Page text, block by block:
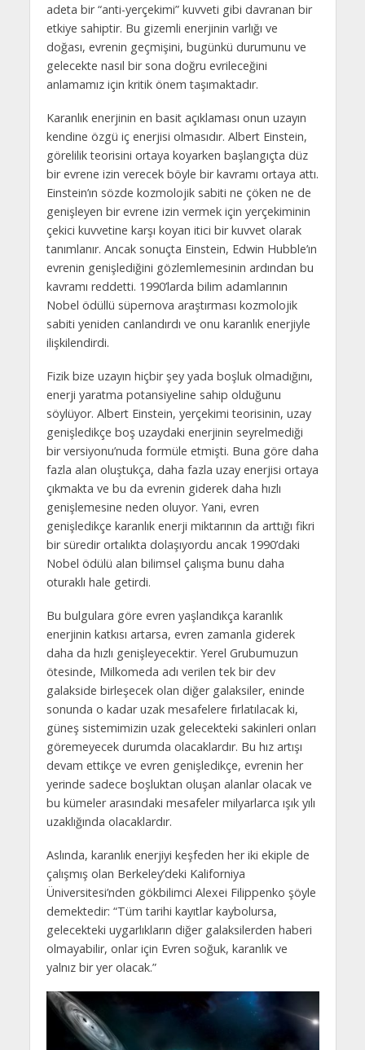
adeta bir “anti-yerçekimi” kuvveti gibi davranan bir
etkiye sahiptir. Bu gizemli enerjinin varlığı ve
doğası, evrenin geçmişini, bugünkü durumunu ve
gelecekte nasıl bir sona doğru evrileceğini
anlamamız için kritik önem taşımaktadır.
Karanlık enerjinin en basit açıklaması onun uzayın
kendine özgü iç enerjisi olmasıdır. Albert Einstein,
görelilik teorisini ortaya koyarken başlangıçta düz
bir evrene izin verecek böyle bir kavramı ortaya attı.
Einstein’ın sözde kozmolojik sabiti ne çöken ne de
genişleyen bir evrene izin vermek için yerçekiminin
çekici kuvvetine karşı koyan itici bir kuvvet olarak
tanımlanır. Ancak sonuçta Einstein, Edwin Hubble’ın
evrenin genişlediğini gözlemlemesinin ardından bu
kavramı reddetti. 1990’larda bilim adamlarının
Nobel ödüllü süpernova araştırması kozmolojik
sabiti yeniden canlandırdı ve onu karanlık enerjiyle
ilişkilendirdi.
Fizik bize uzayın hiçbir şey yada boşluk olmadığını,
enerji yaratma potansiyeline sahip olduğunu
söylüyor. Albert Einstein, yerçekimi teorisinin, uzay
genişledikçe boş uzaydaki enerjinin seyrelmediği
bir versiyonu’nuda formüle etmişti. Buna göre daha
fazla alan oluştukça, daha fazla uzay enerjisi ortaya
çıkmakta ve bu da evrenin giderek daha hızlı
genişlemesine neden oluyor. Yani, evren
genişledikçe karanlık enerji miktarının da arttığı fikri
bir süredir ortalıkta dolaşıyordu ancak 1990’daki
Nobel ödülü alan bilimsel çalışma bunu daha
oturaklı hale getirdi.
Bu bulgulara göre evren yaşlandıkça karanlık
enerjinin katkısı artarsa, evren zamanla giderek
daha da hızlı genişleyecektir. Yerel Grubumuzun
ötesinde, Milkomeda adı verilen tek bir dev
galakside birleşecek olan diğer galaksiler, eninde
sonunda o kadar uzak mesafelere fırlatılacak ki,
güneş sistemimizin uzak gelecekteki sakinleri onları
göremeyecek durumda olacaklardır. Bu hız artışı
devam ettikçe ve evren genişledikçe, evrenin her
yerinde sadece boşluktan oluşan alanlar olacak ve
bu kümeler arasındaki mesafeler milyarlarca ışık yılı
uzaklığında olacaklardır.
Aslında, karanlık enerjiyi keşfeden her iki ekiple de
çalışmış olan Berkeley’deki Kaliforniya
Üniversitesi’nden gökbilimci Alexei Filippenko şöyle
demektedir: “Tüm tarihi kayıtlar kaybolursa,
gelecekteki uygarlıkların diğer galaksilerden haberi
olmayabilir, onlar için Evren soğuk, karanlık ve
yalnız bir yer olacak.”